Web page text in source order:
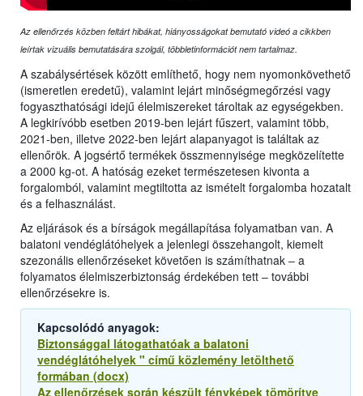
Az ellenőrzés közben feltárt hibákat, hiányosságokat bemutató videó a cikkben
leírtak vizuális bemutatására szolgál, többletinformációt nem tartalmaz.
A szabálysértések között említhető, hogy nem nyomonkövethető
(ismeretlen eredetű), valamint lejárt minőségmegőrzési vagy
fogyaszthatósági idejű élelmiszereket tároltak az egységekben.
A legkirívóbb esetben 2019-ben lejárt fűszert, valamint több,
2021-ben, illetve 2022-ben lejárt alapanyagot is találtak az
ellenőrök. A jogsértő termékek összmennyisége megközelítette
a 2000 kg-ot. A hatóság ezeket természetesen kivonta a
forgalomból, valamint megtiltotta az ismételt forgalomba hozatalt
és a felhasználást.
Az eljárások és a bírságok megállapítása folyamatban van. A
balatoni vendéglátóhelyek a jelenlegi összehangolt, kiemelt
szezonális ellenőrzéseket követően is számíthatnak ‒ a
folyamatos élelmiszerbiztonság érdekében tett ‒ további
ellenőrzésekre is.
Kapcsolódó anyagok:
Biztonsággal látogathatóak a balatoni
vendéglátóhelyek " című közlemény letölthető
formában (docx)
Az ellenőrzések során készült fényképek tömörítve